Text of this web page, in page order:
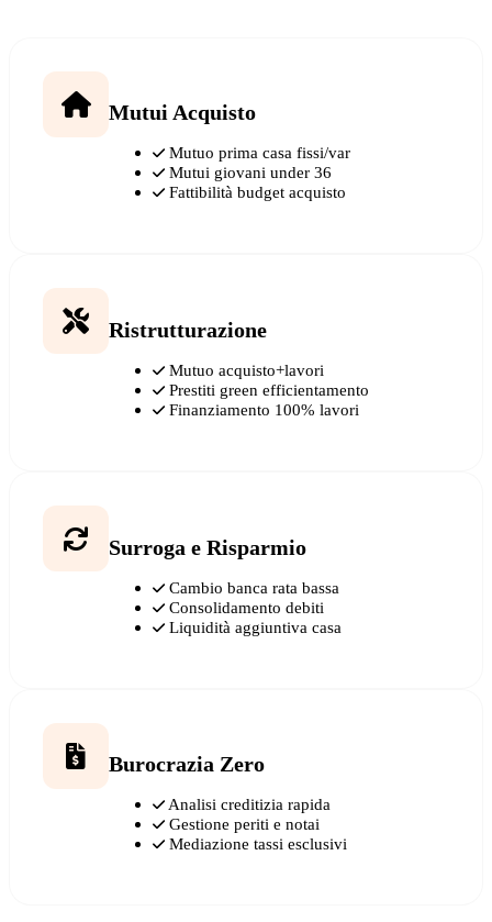
Mutui Acquisto
Mutuo prima casa fissi/var
Mutui giovani under 36
Fattibilità budget acquisto
Ristrutturazione
Mutuo acquisto+lavori
Prestiti green efficientamento
Finanziamento 100% lavori
Surroga e Risparmio
Cambio banca rata bassa
Consolidamento debiti
Liquidità aggiuntiva casa
Burocrazia Zero
Analisi creditizia rapida
Gestione periti e notai
Mediazione tassi esclusivi